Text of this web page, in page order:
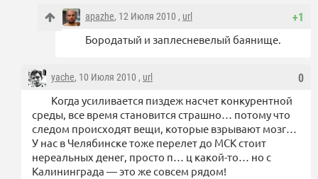
+1
apazhe, 12 Июля 2010 , url
Бородатый и заплесневелый баянище.
0
yache, 10 Июля 2010 , url
Когда усиливается пиздеж насчет конкурентной
среды, все время становится страшно… потому что
следом происходят вещи, которые взрывают мозг…
У нас в Челябинске тоже перелет до МСК стоит
нереальных денег, просто п… ц какой-то… но с
Калининграда — это же совсем рядом!